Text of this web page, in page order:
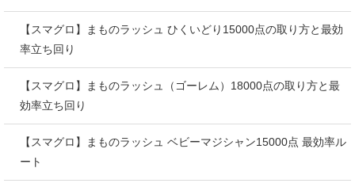
【スマグロ】まものラッシュ ひくいどり15000点の取り方と最効
率立ち回り
【スマグロ】まものラッシュ（ゴーレム）18000点の取り方と最
効率立ち回り
【スマグロ】まものラッシュ ベビーマジシャン15000点 最効率ル
ート